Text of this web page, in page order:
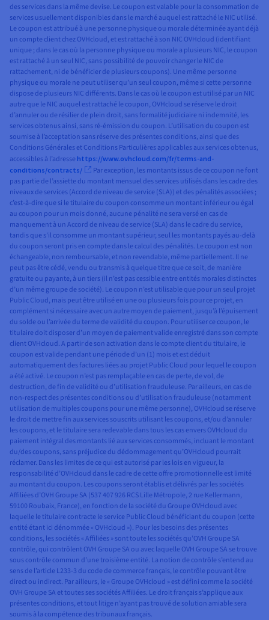
des services dans la même devise. Le coupon est valable pour la consommation de
services usuellement disponibles dans le marché auquel est rattaché le NIC utilisé.
Le coupon est attribué à une personne physique ou morale déterminée ayant déjà
un compte client chez OVHcloud, et est rattaché à son NIC OVHcloud (identifiant
unique ; dans le cas où la personne physique ou morale a plusieurs NIC, le coupon
est rattaché à un seul NIC, sans possibilité de pouvoir changer le NIC de
rattachement, ni de bénéficier de plusieurs coupons). Une même personne
physique ou morale ne peut utiliser qu’un seul coupon, même si cette personne
dispose de plusieurs NIC différents. Dans le cas où le coupon est utilisé par un NIC
autre que le NIC auquel est rattaché le coupon, OVHcloud se réserve le droit
d’annuler ou de résilier de plein droit, sans formalité judiciaire ni indemnité, les
services obtenus ainsi, sans ré-émission du coupon. L’utilisation du coupon est
soumise à l’acceptation sans réserve des présentes conditions, ainsi que des
Conditions Générales et Conditions Particulières applicables aux services obtenus,
accessibles à l’adresse https://www.ovhcloud.com/fr/terms-and-
conditions/contracts/
Par exception, les montants issus de ce coupon ne font
pas partie de l’assiette du montant mensuel des services utilisés dans les cadre des
niveaux de services (Accord de niveau de service (SLA)) et des pénalités associées ;
c’est-à-dire que si le titulaire du coupon consomme un montant inférieur ou égal
au coupon pour un mois donné, aucune pénalité ne sera versé en cas de
manquement à un Accord de niveau de service (SLA) dans le cadre du service,
tandis que s’il consomme un montant supérieur, seul les montants payés au-delà
du coupon seront pris en compte dans le calcul des pénalités. Le coupon est non
échangeable, non remboursable, et non revendable, même partiellement. Il ne
peut pas être cédé, vendu ou transmis à quelque titre que ce soit, de manière
gratuite ou payante, à un tiers (il n’est pas cessible entre entités morales distinctes
d’un même groupe de société). Le coupon n’est utilisable que pour un seul projet
Public Cloud, mais peut être utilisé en une ou plusieurs fois pour ce projet, en
complément si nécessaire avec un autre moyen de paiement, jusqu’à l’épuisement
du solde ou l’arrivée du terme de validité du coupon. Pour utiliser ce coupon, le
titulaire doit disposer d’un moyen de paiement valide enregistré dans son compte
client OVHcloud. A partir de son activation dans le compte client du titulaire, le
coupon est valide pendant une période d’un (1) mois et est déduit
automatiquement des factures liées au projet Public Cloud pour lequel le coupon
a été activé. Le coupon n’est pas remplaçable en cas de perte, de vol, de
destruction, de fin de validité ou d’utilisation frauduleuse. Par ailleurs, en cas de
non-respect des présentes conditions ou d’utilisation frauduleuse (notamment
utilisation de multiples coupons pour une même personne), OVHcloud se réserve
le droit de mettre fin aux services souscrits utilisant les coupons, et/ou d’annuler
les coupons, et le titulaire sera redevable dans tous les cas envers OVHcloud du
paiement intégral des montants lié aux services consommés, incluant le montant
du/des coupons, sans préjudice du dédommagement qu’OVHcloud pourrait
réclamer. Dans les limites de ce qui est autorisé par les lois en vigueur, la
responsabilité d’OVHcloud dans le cadre de cette offre promotionnelle est limité
au montant du coupon. Les coupons seront établis et délivrés par les sociétés
Affiliées d’OVH Groupe SA (537 407 926 RCS Lille Métropole, 2 rue Kellermann,
59100 Roubaix, France), en fonction de la société du Groupe OVHcloud avec
laquelle le titulaire contracte le service Public Cloud bénéficiant du coupon (cette
entité étant ici dénommée « OVHcloud »). Pour les besoins des présentes
conditions, les sociétés « Affiliées » sont toute les sociétés qu’OVH Groupe SA
contrôle, qui contrôlent OVH Groupe SA ou avec laquelle OVH Groupe SA se trouve
sous contrôle commun d’une troisième entité. La notion de contrôle s’entend au
sens de l’article L233-3 du code de commerce français, le contrôle pouvant être
direct ou indirect. Par ailleurs, le « Groupe OVHcloud » est défini comme la société
OVH Groupe SA et toutes ses sociétés Affiliées. Le droit français s’applique aux
présentes conditions, et tout litige n’ayant pas trouvé de solution amiable sera
soumis à la compétence des tribunaux français.